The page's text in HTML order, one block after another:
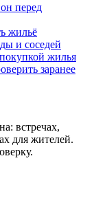
перед
жильё
и соседей
жилья
заранее
встречах,
для жителей.